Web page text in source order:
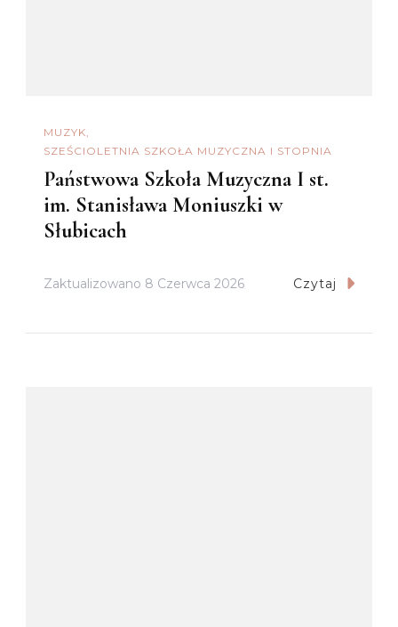
MUZYK
SZEŚCIOLETNIA SZKOŁA MUZYCZNA I STOPNIA
Państwowa Szkoła Muzyczna I st.
im. Stanisława Moniuszki w
Słubicach
Zaktualizowano 8 Czerwca 2026 Czytaj